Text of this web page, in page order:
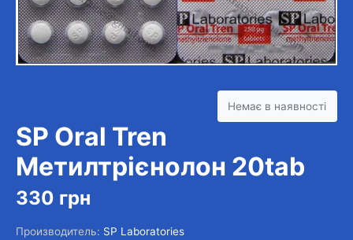
Немає в наявності
SP Oral Tren
Метилтрієнолон 20tab
330 грн
Производитель: SP Laboratories